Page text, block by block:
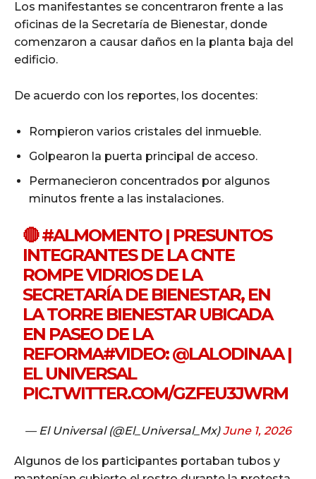
Los manifestantes se concentraron frente a las
oficinas de la Secretaría de Bienestar, donde
comenzaron a causar daños en la planta baja del
edificio.
De acuerdo con los reportes, los docentes:
Rompieron varios cristales del inmueble.
Golpearon la puerta principal de acceso.
Permanecieron concentrados por algunos
minutos frente a las instalaciones.
🔴#ALMOMENTO| PRESUNTOS
INTEGRANTES DE LA CNTE
ROMPE VIDRIOS DE LA
SECRETARÍA DE BIENESTAR, EN
LA TORRE BIENESTAR UBICADA
EN PASEO DE LA
REFORMA#VIDEO:@LALODINAA|
EL UNIVERSAL
PIC.TWITTER.COM/GZFEU3JWRM
— El Universal (@El_Universal_Mx)June 1, 2026
Algunos de los participantes portaban tubos y